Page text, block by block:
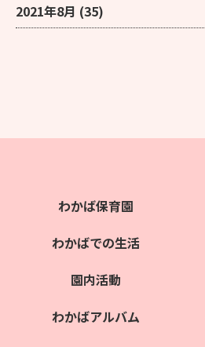
2021年8月 (35)
わかば保育園
わかばでの生活
園内活動
わかばアルバム